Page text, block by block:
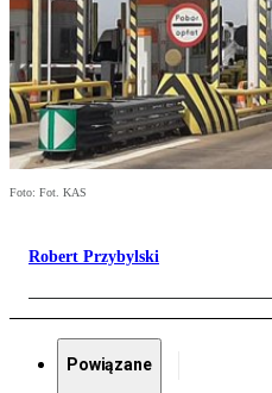
Foto: Fot. KAS
Robert Przybylski
Powiązane